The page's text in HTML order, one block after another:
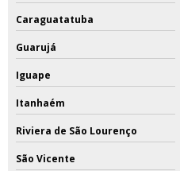
Caraguatatuba
Guarujá
Iguape
Itanhaém
Riviera de São Lourenço
São Vicente